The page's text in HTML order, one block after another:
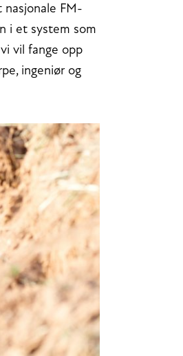
nasjonale FM-
i et system som
vil fange opp
ingeniør og